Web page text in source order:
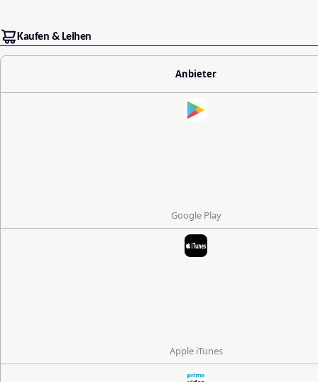
Kaufen & Leihen
Anbieter
Google Play
Apple iTunes